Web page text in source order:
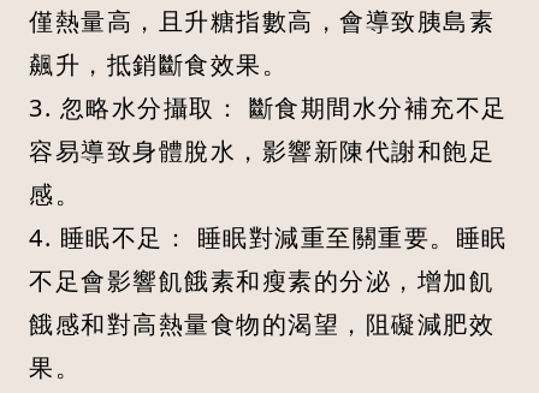
僅熱量高，且升糖指數高，會導致胰島素
飆升，抵銷斷食效果。
3. 忽略水分攝取： 斷食期間水分補充不足
容易導致身體脫水，影響新陳代謝和飽足
感。
4. 睡眠不足： 睡眠對減重至關重要。睡眠
不足會影響飢餓素和瘦素的分泌，增加飢
餓感和對高熱量食物的渴望，阻礙減肥效
果。